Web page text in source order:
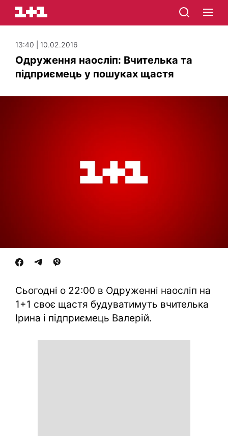
13:40 | 10.02.2016
Одруження наосліп: Вчителька та
підприємець у пошуках щастя
Сьогодні о 22:00 в Одруженні наосліп на
1+1 своє щастя будуватимуть вчителька
Ірина і підприємець Валерій.